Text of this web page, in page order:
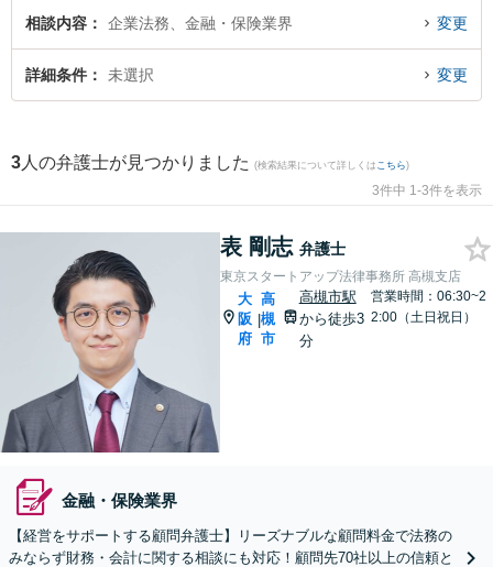
険業界のトラブルを今すぐに弁護士に相談したい』『金融・保険業界のトラブ
ル解決の実績豊富な近くの弁護士を検索したい』『初回相談無料で金融・保険
業界を法律相談できる高槻市内の弁護士に相談予約したい』などでお困りの相
相談内容 企業法務、金融・保険業界 変更
詳細条件 未選択 変更
3 人の弁護士が見つかりました (検索結果について詳しくは こちら)
3件中 1-3件を表示
表 剛志 弁護士
東京スタートアップ法律事務所 高槻支店
大
阪
府
|
高
槻
市
高槻市駅
から徒歩3
分
営業時間：06:30~2
2:00（土日祝日）
金融・保険業界
【経営をサポートする顧問弁護士】リーズナブルな顧問料金で法務の
みならず財務・会計に関する相談にも対応！顧問先70社以上の信頼と